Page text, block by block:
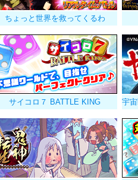
ちょっと世界を救ってくるわ
サイコロ７ BATTLE KING